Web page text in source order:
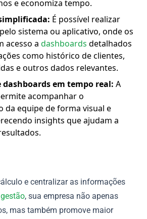
e economiza tempo.
É possível realizar
sistema ou aplicativo, onde os
acesso a dashboards detalhados
como histórico de clientes,
e outros dados relevantes.
dashboards em tempo real: A
acompanhar o
da equipe de forma visual e
insights que ajudam a
e centralizar as informações
, sua empresa não apenas
mas também promove maior